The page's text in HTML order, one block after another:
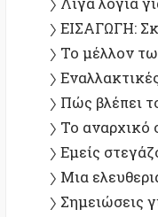
〉 Σημειώσεις
〉 ΠΑΡΑΡΤΗΜΑ:
Jere Kuzmanić
〉 ΒΙΒΛΙΟΓΡΑΦΙΑ
ΣΗΜΕΙΑ ΔΙΑΘΕΣΗΣ
— Τα βιβλία του
καθώς και σε